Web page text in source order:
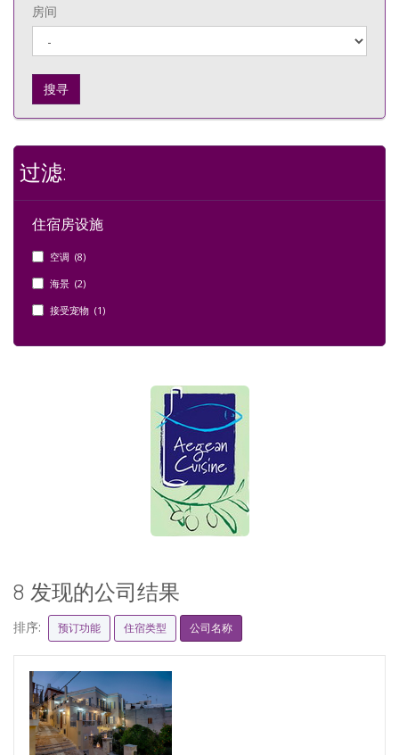
房间
搜寻
过滤:
住宿房设施
空调 (8)
海景 (2)
接受宠物 (1)
8 发现的公司结果
排序: 预订功能 住宿类型 公司名称